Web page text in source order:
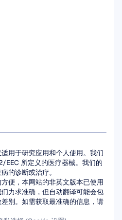
用于研究应用和个人使用。我们
EEC 所定义的医疗器械。我们的
的诊断或治疗。
便，本网站的非英文版本已使用
力求准确，但自动翻译可能会包
别。如需获取最准确的信息，请